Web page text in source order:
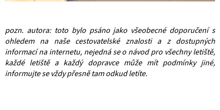
pozn. autora: toto bylo psáno jako všeobecné doporučení s
ohledem na naše cestovatelské znalosti a z dostupných
informací na internetu, nejedná se o návod pro všechny letiště,
každé letiště a každý dopravce může mít podmínky jiné,
informujte se vždy přesně tam odkud letíte.